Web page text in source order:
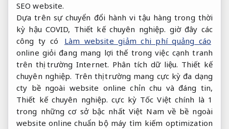
SEO website.
Dựa trên sự chuyển đổi hành vi tậu hàng trong thời
kỳ hậu COVID, Thiết kế chuyên nghiệp. giờ đây các
công ty có
Làm website giảm chi phí quảng cáo
online giỏi đang mang lợi thế trong việc cạnh tranh
trên thị trường Internet. Phân tích dữ liệu. Thiết kế
chuyên nghiệp. Trên thị trường mang cực kỳ đa dạng
cty bề ngoài website online chỉn chu và đáng tin,
Thiết kế chuyên nghiệp. cực kỳ Tốc Việt chính là 1
trong những cơ sở bậc nhất Việt Nam về bề ngoài
website online chuẩn bộ máy tìm kiếm optimization